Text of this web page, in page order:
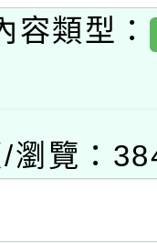
教學軟
辦理「
及節水達
(星期六
福系列
景藝術
類型：
/瀏覽：